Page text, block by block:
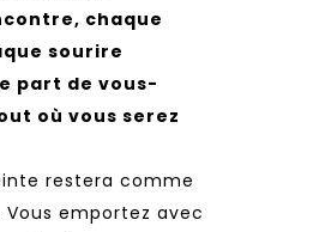
chaque
sourire
part de vous-
où vous serez
restera comme
emportez avec